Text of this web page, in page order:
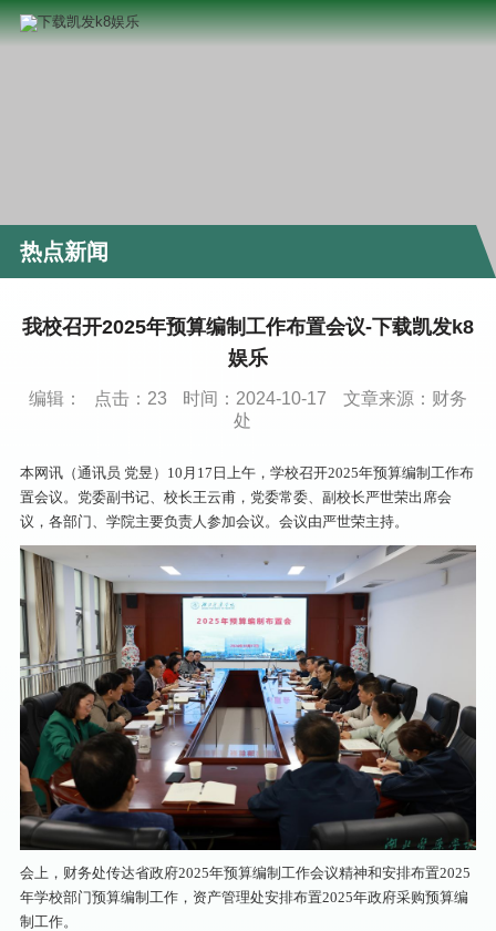
热点新闻
我校召开2025年预算编制工作布置会议-下载凯发k8
娱乐
编辑： 点击： 23 时间：2024-10-17
文章来源：财务
处
本网讯（通讯员 党昱）10月17日上午，学校召开2025年预算编制工作布
置会议。党委副书记、校长王云甫，党委常委、副校长严世荣出席会
议，各部门、学院主要负责人参加会议。会议由严世荣主持。
会上，财务处传达省政府2025年预算编制工作会议精神和安排布置2025
年学校部门预算编制工作，资产管理处安排布置2025年政府采购预算编
制工作。